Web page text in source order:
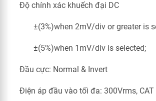
Độ chính xác khuếch đại DC
±(3%)when 2mV/div or greater is
±(5%)when 1mV/div is selected;
Đầu cực: Normal & Invert
Điện áp đầu vào tối đa: 300Vrms,